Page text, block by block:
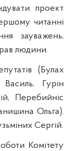
проект
читанні
зауважень,
людини.
(Булах
Гурін
Перебийніс
Ольга).
Сергій.
Комітету